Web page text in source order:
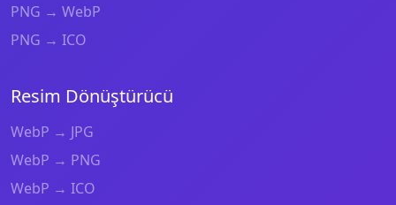
PNG → WebP
PNG → ICO
Resim Dönüştürücü
WebP → JPG
WebP → PNG
WebP → ICO